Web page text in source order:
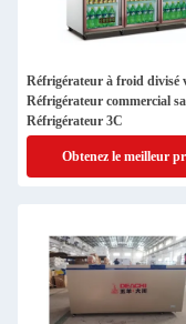
Réfrigérateur à froid divisé
Réfrigérateur commercial
Réfrigérateur 3C
Obtenez le meilleur